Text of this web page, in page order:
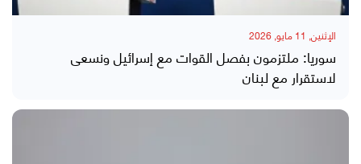
الإثنين, 11 مايو, 2026
سوريا: ملتزمون بفصل القوات مع إسرائيل ونسعى
لاستقرار مع لبنان